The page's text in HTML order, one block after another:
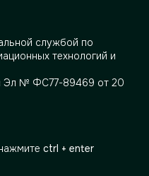
службой по
технологий и
Эл № ФС77-89469 от 20
ctrl + enter